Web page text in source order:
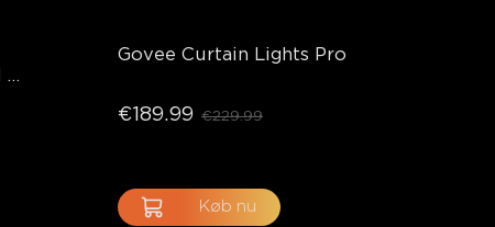
Govee Curtain Lights Pro
€189.99 €229.99
Køb nu